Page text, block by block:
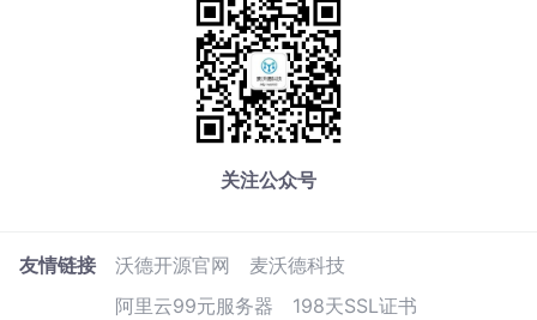
关注公众号
友情链接 沃德开源官网
麦沃德科技
阿里云99元服务器
198天SSL证书